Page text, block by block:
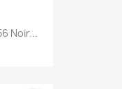
Noir...